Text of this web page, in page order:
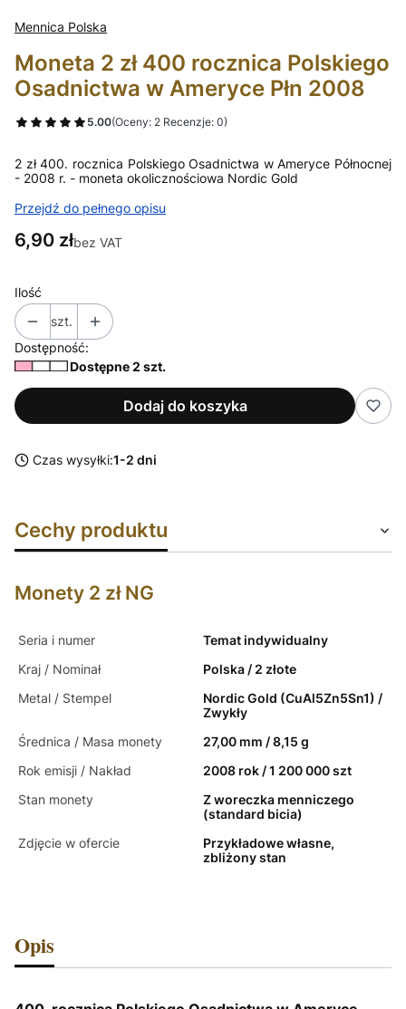
Mennica Polska
Moneta 2 zł 400 rocznica Polskiego
Osadnictwa w Ameryce Płn 2008
5.00(Oceny: 2 Recenzje: 0)
2 zł 400. rocznica Polskiego Osadnictwa w Ameryce Północnej
- 2008 r. - moneta okolicznościowa Nordic Gold
Przejdź do pełnego opisu
Cena
6,90 złbez VAT
Ilość
szt.
Dostępność:
Dostępne 2 szt.
Dodaj do koszyka
Czas wysyłki:1-2 dni
Cechy produktu
Monety 2 zł NG
Seria i numer
Temat indywidualny
Kraj / Nominał
Polska / 2 złote
Metal / Stempel
Nordic Gold (CuAl5Zn5Sn1) /
Zwykły
Średnica / Masa monety
27,00 mm / 8,15 g
Rok emisji / Nakład
2008 rok / 1 200 000 szt
Stan monety
Z woreczka menniczego
(standard bicia)
Zdjęcie w ofercie
Przykładowe własne,
zbliżony stan
Opis